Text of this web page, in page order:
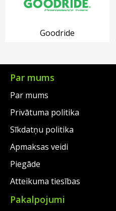
Goodride
Par mums
Par mums
Privātuma politika
Sīkdatņu politika
Apmaksas veidi
Piegāde
Atteikuma tiesības
Pakalpojumi